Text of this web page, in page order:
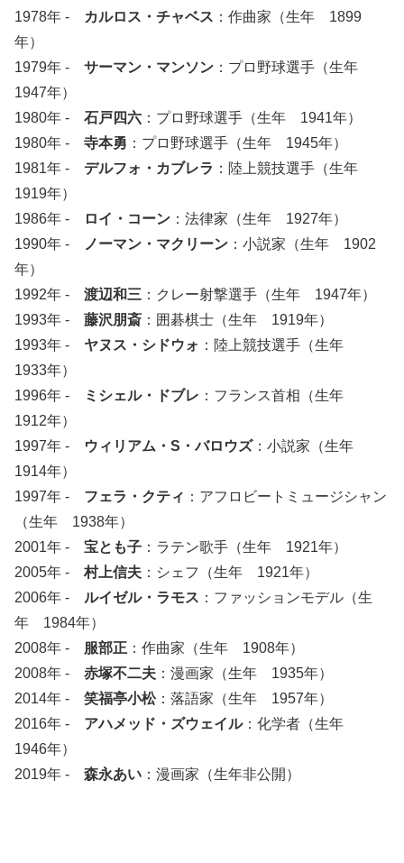
1978年 -
カルロス・チャベス ：作曲家（生年 1899
年）
1979年 - サーマン・マンソン ：プロ野球選手（生年
1947年）
1980年 - 石戸四六 ：プロ野球選手（生年 1941年）
1980年 - 寺本勇 ：プロ野球選手（生年 1945年）
1981年 - デルフォ・カブレラ ：陸上競技選手（生年
1919年）
1986年 -
ロイ・コーン ：法律家（生年 1927年）
1990年 -
ノーマン・マクリーン ：小説家（生年 1902
年）
1992年 - 渡辺和三 ：クレー射撃選手（生年 1947年）
1993年 - 藤沢朋斎 ：囲碁棋士（生年 1919年）
1993年 - ヤヌス・シドウォ ：陸上競技選手（生年
1933年）
1996年 -
ミシェル・ドブレ ：フランス首相（生年
1912年）
1997年 -
ウィリアム・S・バロウズ：小説家（生年
1914年）
1997年 - フェラ・クティ ：アフロビートミュージシャン
（生年 1938年）
2001年 - 宝とも子 ：ラテン歌手（生年 1921年）
2005年 - 村上信夫 ：シェフ（生年 1921年）
2006年 - ルイゼル・ラモス ：ファッションモデル（生
年 1984年）
2008年 - 服部正 ：作曲家（生年 1908年）
2008年 - 赤塚不二夫 ：漫画家（生年 1935年）
2014年 - 笑福亭小松：落語家（生年 1957年）
2016年 - アハメッド・ズウェイル：化学者（生年
1946年）
2019年 - 森永あい ：漫画家（生年非公開）